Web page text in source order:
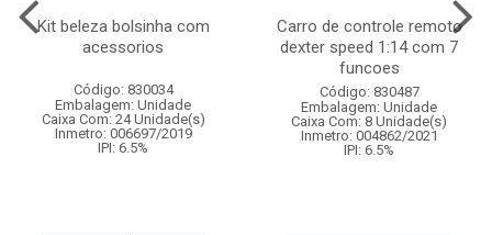
Kit beleza bolsinha com
acessorios
Código: 830034
Embalagem: Unidade
Caixa Com: 24 Unidade(s)
Inmetro: 006697/2019
IPI: 6.5%
Carro de controle remoto
dexter speed 1:14 com 7
funcoes
Código: 830487
Embalagem: Unidade
Caixa Com: 8 Unidade(s)
Inmetro: 004862/2021
IPI: 6.5%